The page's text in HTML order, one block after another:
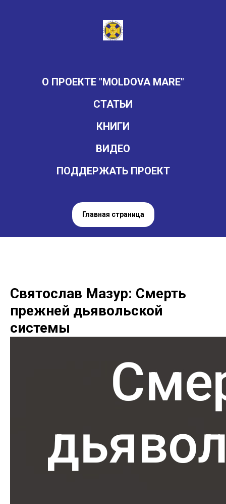
О ПРОЕКТЕ "MOLDOVA MARE"
СТАТЬИ
КНИГИ
ВИДЕО
ПОДДЕРЖАТЬ ПРОЕКТ
Главная страница
Святослав Мазур: Смерть
прежней дьявольской
системы